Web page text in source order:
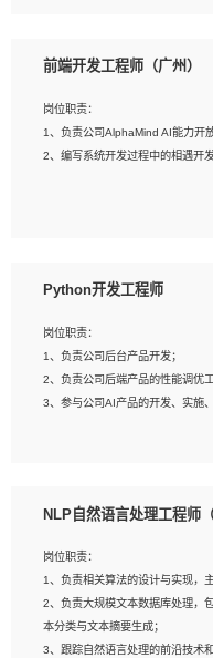
8、有良好的文档编写能力和沟通
岗位要求：
2、熟悉产品及需求规划工具，如
3、具备良好的交流协调能力，有
4、有较强的系统需求分析、文档
前端开发工程师（广州）
岗位职责：
1、负责公司AlphaMind AI能力开
2、编写系统开发过程中的相遇开发
3、熟悉react/vue/angular任何一
5、善于沟通，具有团队意识；
Python开发工程师
岗位职责：
1、负责公司后台产品开发；
2、负责公司后端产品的性能调优工
3、参与公司AI产品的开发、实施
验的更佳；
3、熟悉数据库开发，熟悉Mysql
4、熟悉Python Wed框架（
良好的文档编写能力）；
5、沟通表达能力强，具备团队协作
NLP自然语言处理工程师（
岗位职责：
1、负责相关算法的设计与实现，
2、负责大规模文本数据库处理，
本分类与文本摘要生成；
3、跟踪自然语言处理的前沿技术